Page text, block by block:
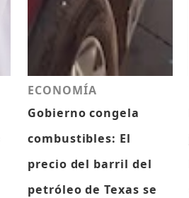
ECONOMÍA
Gobierno congela
combustibles: El
precio del barril del
petróleo de Texas se